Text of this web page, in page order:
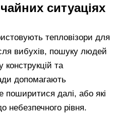
ситуаціях
тепловізори для
вибухів, пошуку людей
конструкцій та
допомагають
поширитися далі, або які
небезпечного рівня.